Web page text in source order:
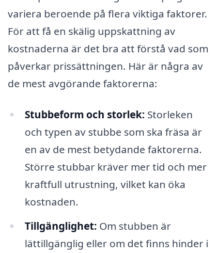
variera beroende på flera viktiga faktorer.
För att få en skälig uppskattning av
kostnaderna är det bra att förstå vad som
påverkar prissättningen. Här är några av
de mest avgörande faktorerna:
Stubbeform och storlek: Storleken
och typen av stubbe som ska fräsa är
en av de mest betydande faktorerna.
Större stubbar kräver mer tid och mer
kraftfull utrustning, vilket kan öka
kostnaden.
Tillgänglighet: Om stubben är
lättillgänglig eller om det finns hinder i